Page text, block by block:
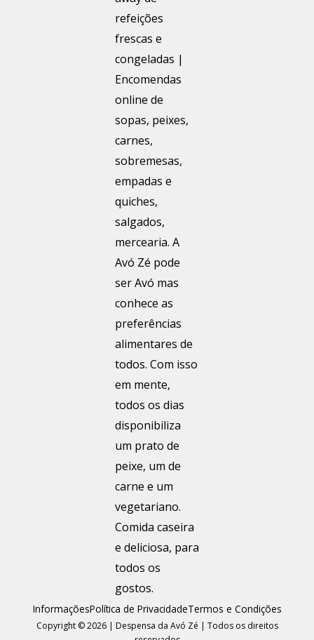
InformaçõesPolítica de PrivacidadeTermos e Condições
Copyright © 2026 | Despensa da Avó Zé | Todos os direitos